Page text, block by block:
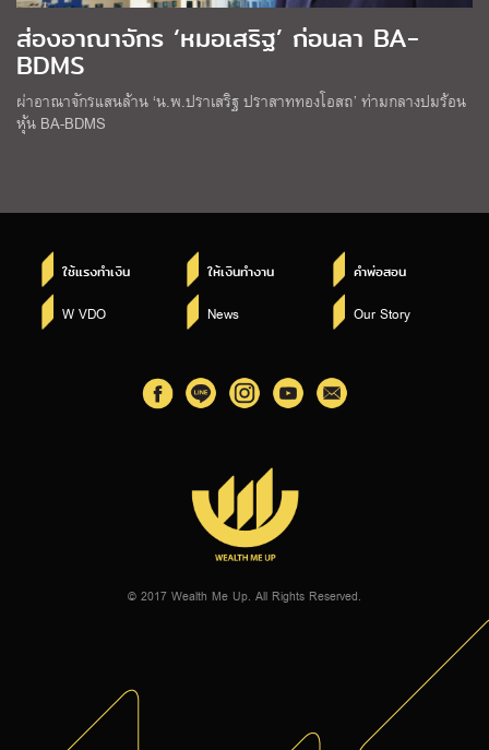
ส่องอาณาจักร ‘หมอเสริฐ’ ก่อนลา BA-
BDMS
ผ่าอาณาจักรแสนล้าน ‘น.พ.ปราเสริฐ ปราสาททองโอสถ’ ท่ามกลางปมร้อน
หุ้น BA-BDMS
ใช้แรงทำเงิน ให้เงินทำงาน คำพ่อสอน
W VDO News Our Story
© 2017 Wealth Me Up. All Rights Reserved.